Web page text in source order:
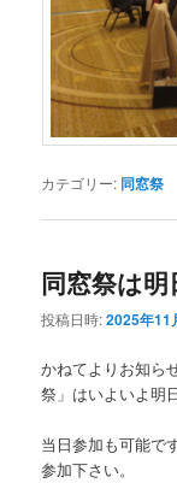
カテゴリー: 同窓祭
同窓祭は明
投稿日時:2025年11
かねてよりお知ら
祭」はいよいよ明
当日参加も可能で
参加下さい。